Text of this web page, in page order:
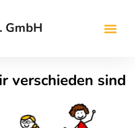
GmbH
verschieden sind